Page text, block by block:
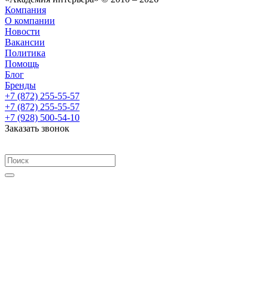
Компания
О компании
Новости
Вакансии
Политика
Помощь
Блог
Бренды
+7 (872) 255-55-57
+7 (872) 255-55-57
+7 (928) 500-54-10
Заказать звонок